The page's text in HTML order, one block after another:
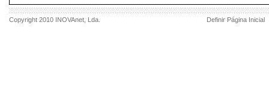
Copyright 2010 INOVAnet , Lda. Definir Página Inicial